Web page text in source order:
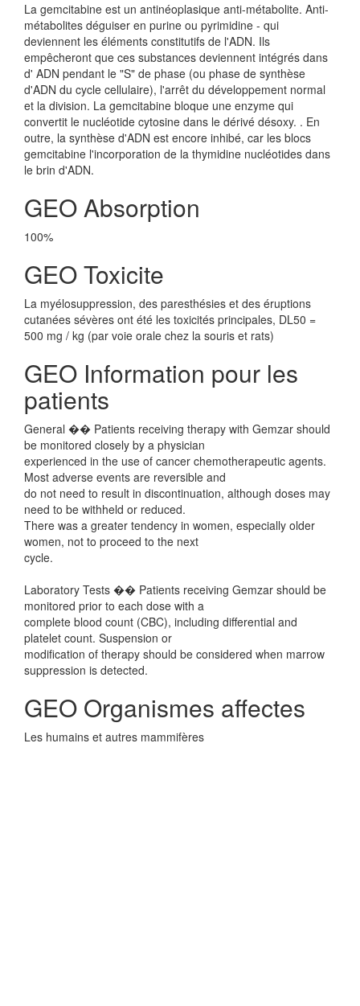
La gemcitabine est un antinéoplasique anti-métabolite. Anti-
métabolites déguiser en purine ou pyrimidine - qui
deviennent les éléments constitutifs de l'ADN. Ils
empêcheront que ces substances deviennent intégrés dans
d' ADN pendant le "S" de phase (ou phase de synthèse
d'ADN du cycle cellulaire), l'arrêt du développement normal
et la division. La gemcitabine bloque une enzyme qui
convertit le nucléotide cytosine dans le dérivé désoxy. . En
outre, la synthèse d'ADN est encore inhibé, car les blocs
gemcitabine l'incorporation de la thymidine nucléotides dans
le brin d'ADN.
GEO Absorption
100%
GEO Toxicite
La myélosuppression, des paresthésies et des éruptions
cutanées sévères ont été les toxicités principales, DL50 =
500 mg / kg (par voie orale chez la souris et rats)
GEO Information pour les
patients
General �� Patients receiving therapy with Gemzar should
be monitored closely by a physician
experienced in the use of cancer chemotherapeutic agents.
Most adverse events are reversible and
do not need to result in discontinuation, although doses may
need to be withheld or reduced.
There was a greater tendency in women, especially older
women, not to proceed to the next
cycle.
Laboratory Tests �� Patients receiving Gemzar should be
monitored prior to each dose with a
complete blood count (CBC), including differential and
platelet count. Suspension or
modification of therapy should be considered when marrow
suppression is detected.
GEO Organismes affectes
Les humains et autres mammifères